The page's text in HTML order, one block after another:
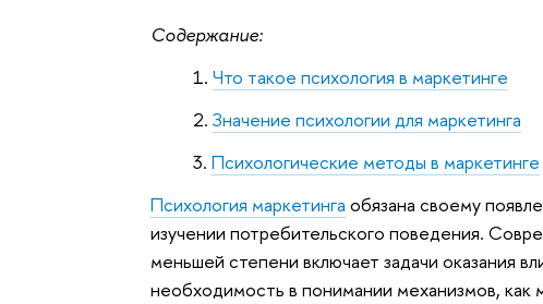
Содержание:
Что такое психология в маркетинге
Значение психологии для маркетинга
Психологические методы в маркетинге
Психология маркетинга обязана своему
изучении потребительского поведения.
меньшей степени включает задачи оказания
необходимость в понимании механизмов, как